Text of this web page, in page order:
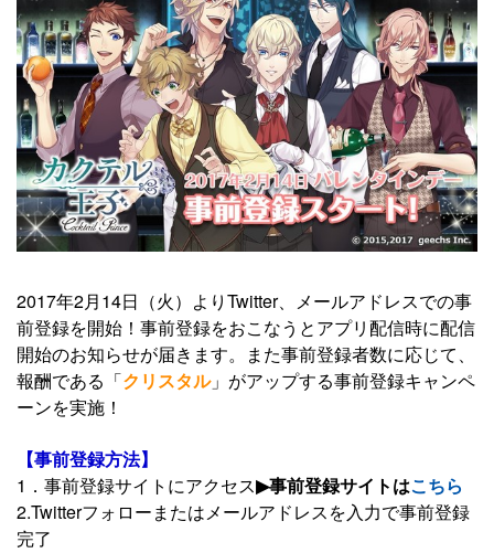
2017年2月14日（火）よりTwitter、メールアドレスでの事
前登録を開始！事前登録をおこなうとアプリ配信時に配信
開始のお知らせが届きます。また事前登録者数に応じて、
報酬である「クリスタル」がアップする事前登録キャンペ
ーンを実施！
【事前登録方法】
1．事前登録サイトにアクセス▶事前登録サイトはこちら
2.Twitterフォローまたはメールアドレスを入力で事前登録
完了